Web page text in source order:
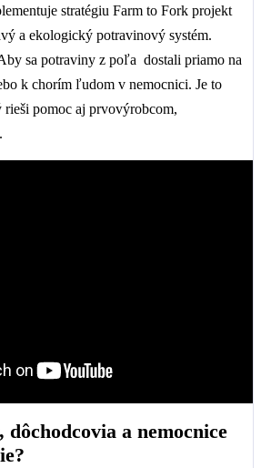
stratégiu Farm to Fork projekt
a ekologický potravinový systém.
sa potraviny z poľa dostali priamo na
k chorím ľudom v nemocnici. Je to
pomoc aj prvovýrobcom,
a nemocnice